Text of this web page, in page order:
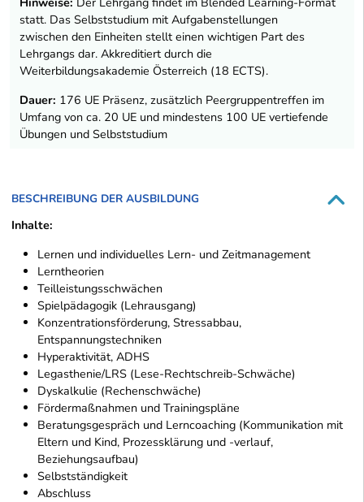
statt. Das Selbststudium mit Aufgabenstellungen
zwischen den Einheiten stellt einen wichtigen Part des
Lehrgangs dar. Akkreditiert durch die
Weiterbildungsakademie Österreich (18 ECTS).
Dauer: 176 UE Präsenz, zusätzlich Peergruppentreffen im
Umfang von ca. 20 UE und mindestens 100 UE vertiefende
Übungen und Selbststudium
BESCHREIBUNG DER AUSBILDUNG
Inhalte:
Lernen und individuelles Lern- und Zeitmanagement
Lerntheorien
Teilleistungsschwächen
Spielpädagogik (Lehrausgang)
Konzentrationsförderung, Stressabbau,
Entspannungstechniken
Hyperaktivität, ADHS
Legasthenie/LRS (Lese-Rechtschreib-Schwäche)
Dyskalkulie (Rechenschwäche)
Fördermaßnahmen und Trainingspläne
Beratungsgespräch und Lerncoaching (Kommunikation mit
Eltern und Kind, Prozessklärung und -verlauf,
Beziehungsaufbau)
Selbstständigkeit
Abschluss